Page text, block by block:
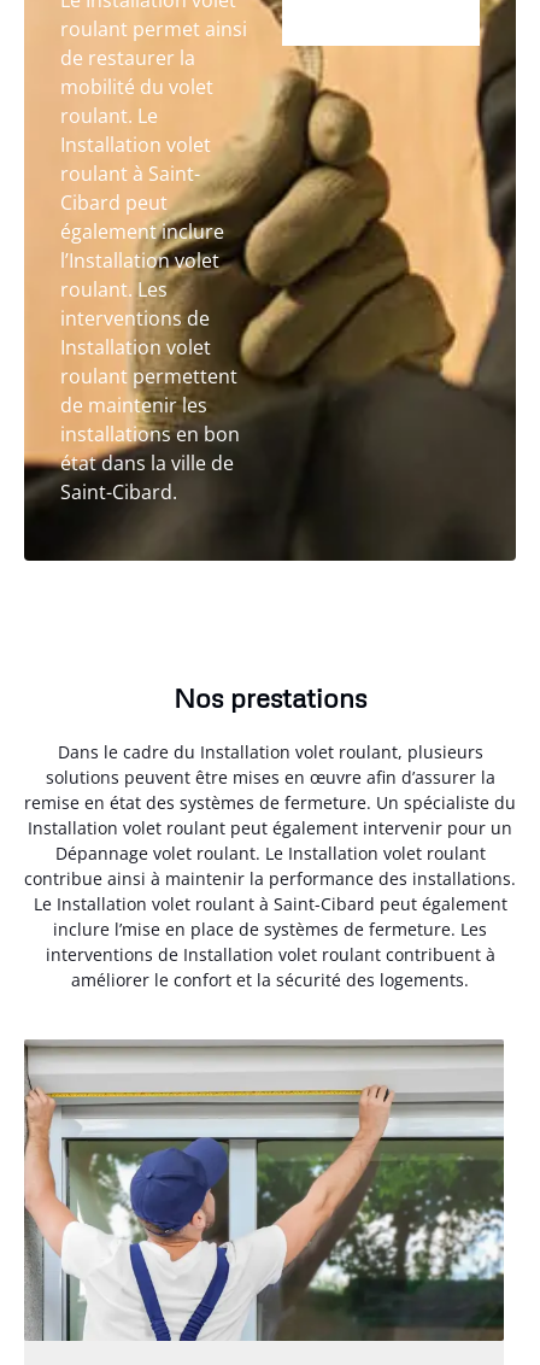
roulant permet ainsi
de restaurer la
mobilité du volet
roulant. Le
Installation volet
roulant à Saint-
Cibard peut
également inclure
l’Installation volet
roulant. Les
interventions de
Installation volet
roulant permettent
de maintenir les
installations en bon
état dans la ville de
Saint-Cibard.
Nos prestations
Dans le cadre du Installation volet roulant, plusieurs
solutions peuvent être mises en œuvre afin d’assurer la
remise en état des systèmes de fermeture. Un spécialiste du
Installation volet roulant peut également intervenir pour un
Dépannage volet roulant. Le Installation volet roulant
contribue ainsi à maintenir la performance des installations.
Le Installation volet roulant à Saint-Cibard peut également
inclure l’mise en place de systèmes de fermeture. Les
interventions de Installation volet roulant contribuent à
améliorer le confort et la sécurité des logements.